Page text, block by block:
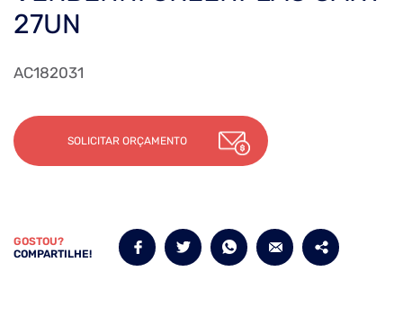
27UN
AC182031
SOLICITAR ORÇAMENTO
GOSTOU?
COMPARTILHE!